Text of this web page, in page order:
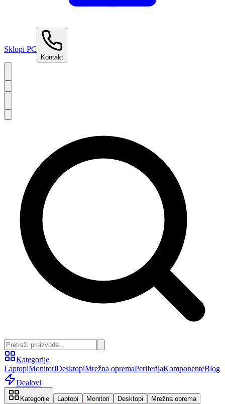
Sklopi PC
Kontakt
Kategorije
LaptopiMonitoriDesktopiMrežna opremaPeriferijaKomponenteBlog
Dealovi
Kategorije Laptopi Monitori Desktopi
Mrežna oprema